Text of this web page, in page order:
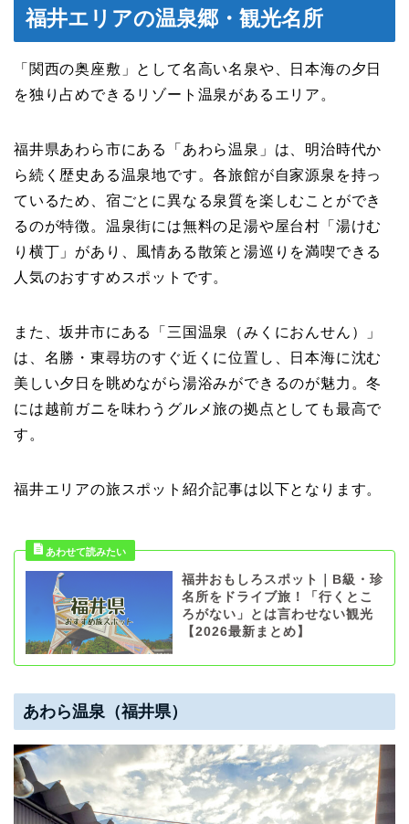
福井エリアの温泉郷・観光名所
「関西の奥座敷」として名高い名泉や、日本海の夕日
を独り占めできるリゾート温泉があるエリア。
福井県あわら市にある「あわら温泉」は、明治時代か
ら続く歴史ある温泉地です。各旅館が自家源泉を持っ
ているため、宿ごとに異なる泉質を楽しむことができ
るのが特徴。温泉街には無料の足湯や屋台村「湯けむ
り横丁」があり、風情ある散策と湯巡りを満喫できる
人気のおすすめスポットです。
また、坂井市にある「三国温泉（みくにおんせん）」
は、名勝・東尋坊のすぐ近くに位置し、日本海に沈む
美しい夕日を眺めながら湯浴みができるのが魅力。冬
には越前ガニを味わうグルメ旅の拠点としても最高で
す。
福井エリアの旅スポット紹介記事は以下となります。
福井おもしろスポット｜B級・珍
名所をドライブ旅！「行くとこ
ろがない」とは言わせない観光
【2026最新まとめ】
あわら温泉（福井県）